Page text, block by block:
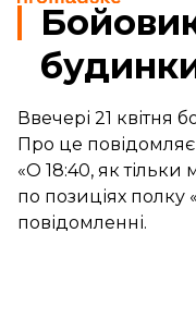
Ввечері 21 квітня
Про це повідомляє
«О 18:40, як
по позиціях полку
повідомленні.